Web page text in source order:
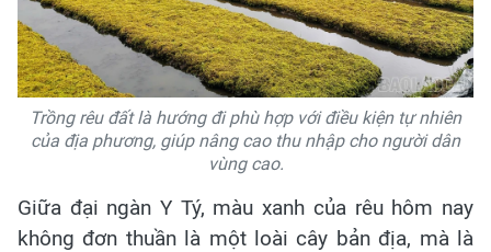
Trồng rêu đất là hướng đi phù hợp với điều kiện tự nhiên
của địa phương, giúp nâng cao thu nhập cho người dân
vùng cao.
Giữa đại ngàn Y Tý, màu xanh của rêu hôm nay
không đơn thuần là một loài cây bản địa, mà là